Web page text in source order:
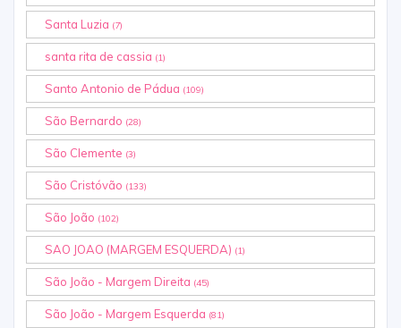
Santa Luzia (7)
santa rita de cassia (1)
Santo Antonio de Pádua (109)
São Bernardo (28)
São Clemente (3)
São Cristóvão (133)
São João (102)
SAO JOAO (MARGEM ESQUERDA) (1)
São João - Margem Direita (45)
São João - Margem Esquerda (81)